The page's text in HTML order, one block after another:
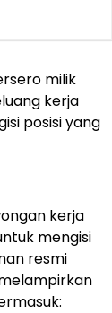
milik
kerja
posisi yang
kerja
mengisi
resmi